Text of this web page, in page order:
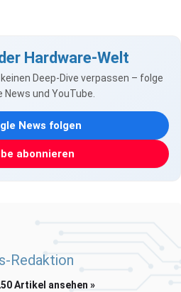
Hardware-Welt
Deep-Dive verpassen – folge
News und YouTube.
News folgen
abonnieren
Redaktion
Artikel ansehen »